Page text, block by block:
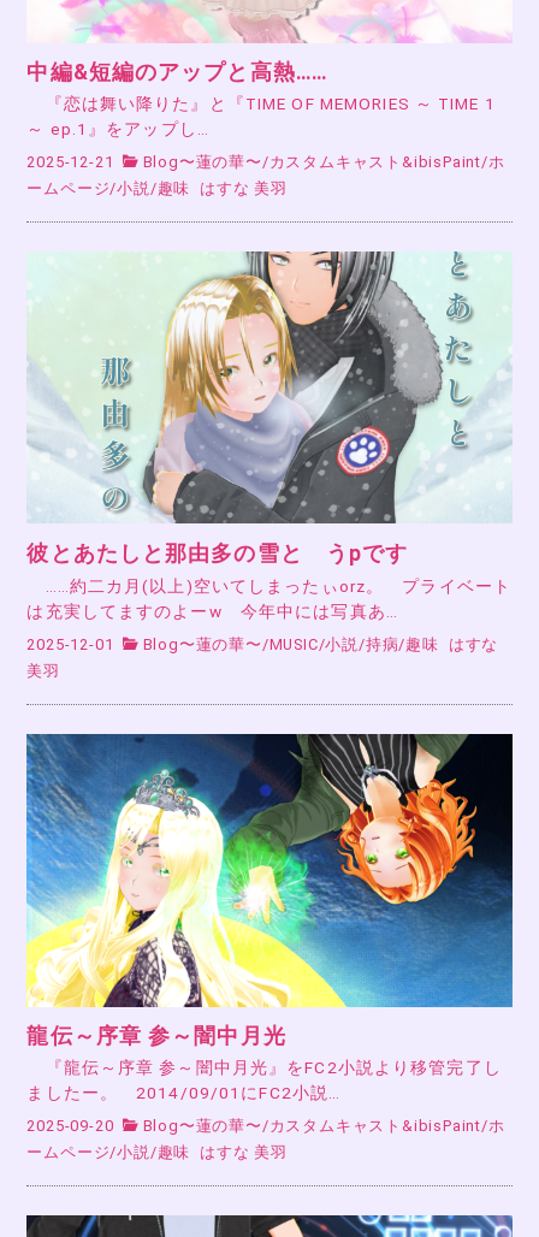
中編&短編のアップと高熱……
『恋は舞い降りた』と『TIME OF MEMORIES ～ TIME 1
～ ep.1』をアップし…
2025-12-21 Blog〜蓮の華〜/カスタムキャスト&ibisPaint/ホ
ームページ/小説/趣味 はすな 美羽
彼とあたしと那由多の雪と うpです
……約二カ月(以上)空いてしまったぃorz。 プライベート
は充実してますのよーw 今年中には写真あ…
2025-12-01 Blog〜蓮の華〜 /MUSIC/小説 /持病/趣味
はすな
美羽
龍伝～序章 参～闇中月光
『龍伝～序章 参～闇中月光』をFC2小説より移管完了し
ましたー。 2014/09/01にFC2小説…
2025-09-20 Blog〜蓮の華〜/カスタムキャスト&ibisPaint/ホ
ームページ/小説/趣味 はすな 美羽